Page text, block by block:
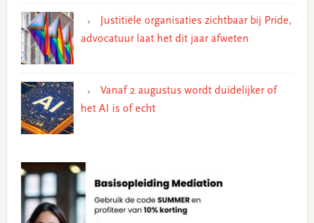
Justitiële organisaties zichtbaar bij Pride,
advocatuur laat het dit jaar afweten
Vanaf 2 augustus wordt duidelijker of
het AI is of echt